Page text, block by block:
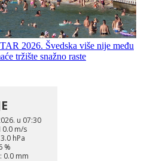
2026. Švedska više nije među
tržište snažno raste